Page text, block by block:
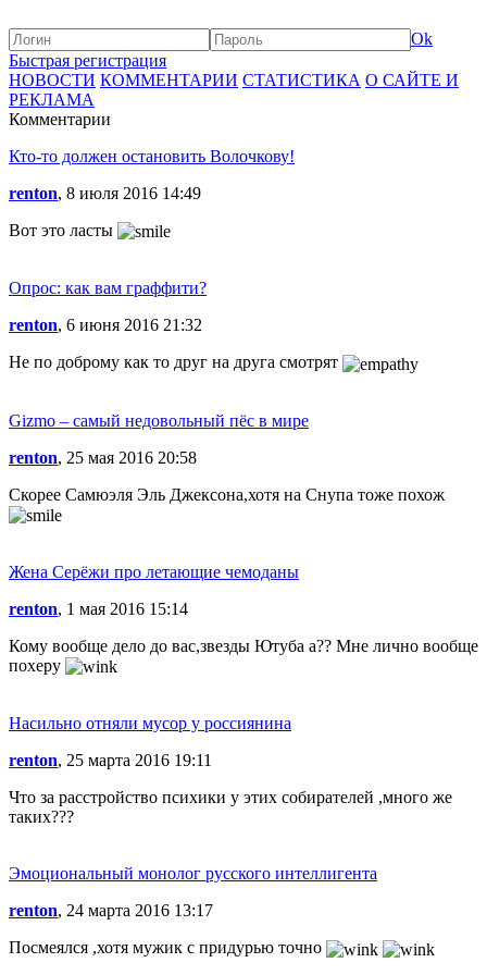
Ok
Быстрая регистрация
НОВОСТИ КОММЕНТАРИИ СТАТИСТИКА О САЙТЕ И
РЕКЛАМА
Комментарии
Кто-то должен остановить Волочкову!
renton, 8 июля 2016 14:49
Вот это ласты
Опрос: как вам граффити?
renton, 6 июня 2016 21:32
Не по доброму как то друг на друга смотрят
Gizmo – самый недовольный пёс в мире
renton, 25 мая 2016 20:58
Скорее Самюэля Эль Джексона,хотя на Снупа тоже похож
Жена Серёжи про летающие чемоданы
renton, 1 мая 2016 15:14
Кому вообще дело до вас,звезды Ютуба а?? Мне лично вообще
похеру
Насильно отняли мусор у россиянина
renton, 25 марта 2016 19:11
Что за расстройство психики у этих собирателей ,много же
таких???
Эмоциональный монолог русского интеллигента
renton, 24 марта 2016 13:17
Посмеялся ,хотя мужик с придурью точно